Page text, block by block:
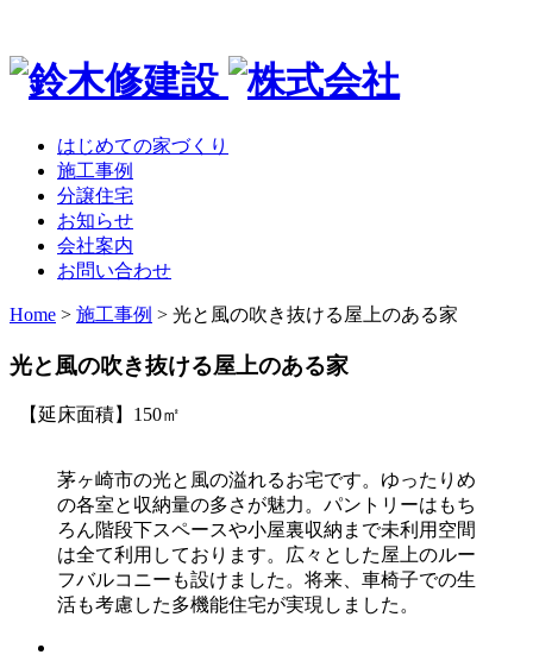
はじめての家づくり
施工事例
分譲住宅
お知らせ
会社案内
お問い合わせ
Home > 施工事例 > 光と風の吹き抜ける屋上のある家
光と風の吹き抜ける屋上のある家
【延床面積】150㎡
茅ヶ崎市の光と風の溢れるお宅です。ゆったりめ
の各室と収納量の多さが魅力。パントリーはもち
ろん階段下スペースや小屋裏収納まで未利用空間
は全て利用しております。広々とした屋上のルー
フバルコニーも設けました。将来、車椅子での生
活も考慮した多機能住宅が実現しました。